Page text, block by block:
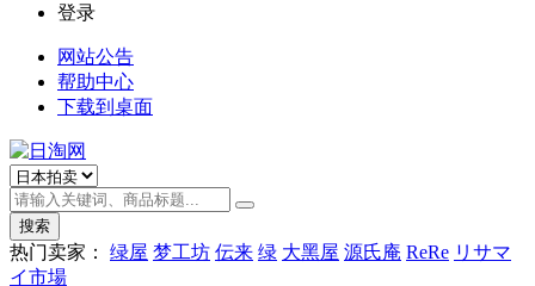
登录
网站公告
帮助中心
下载到桌面
搜索
热门卖家： 绿屋 梦工坊 伝来 绿 大黑屋 源氏庵 ReRe リサマ
イ市場